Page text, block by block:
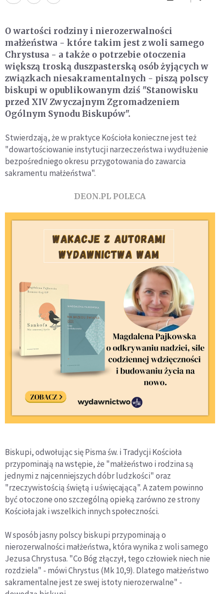
O wartości rodziny i nierozerwalności
małżeństwa - które takim jest z woli samego
Chrystusa - a także o potrzebie otoczenia
większą troską duszpasterską osób żyjących w
związkach niesakramentalnych - piszą polscy
biskupi w opublikowanym dziś "Stanowisku
przed XIV Zwyczajnym Zgromadzeniem
Ogólnym Synodu Biskupów".
Stwierdzają, że w praktyce Kościoła konieczne jest też
"dowartościowanie instytucji narzeczeństwa i wydłużenie
bezpośredniego okresu przygotowania do zawarcia
sakramentu małżeństwa".
DEON.PL POLECA
Biskupi, odwołując się Pisma św. i Tradycji Kościoła
przypominają na wstępie, że "małżeństwo i rodzina są
jednymi z najcenniejszych dóbr ludzkości" oraz
"rzeczywistością świętą i uświęcającą". A zatem powinno
być otoczone ono szczególną opieką zarówno ze strony
Kościoła jak i wszelkich innych społeczności.
W sposób jasny polscy biskupi przypominają o
nierozerwalności małżeństwa, która wynika z woli samego
Jezusa Chrystusa. "Co Bóg złączył, tego człowiek niech nie
rozdziela" - mówi Chrystus (Mk 10,9). Dlatego małżeństwo
sakramentalne jest ze swej istoty nierozerwalne" -